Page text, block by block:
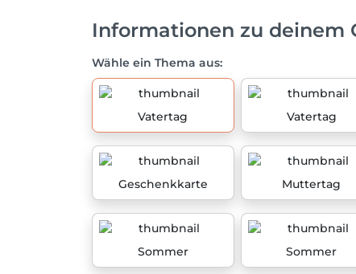
Informationen zu deinem
Wähle ein Thema aus:
Vatertag Vatertag
Geschenkkarte Muttertag
Sommer Sommer